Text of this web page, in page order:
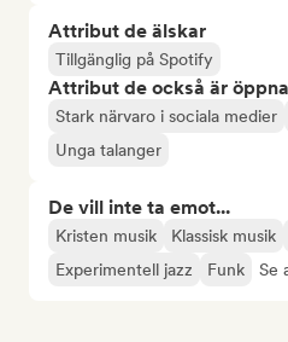
Attribut de älskar
Tillgänglig på Spotify
Attribut de också är
Stark närvaro i sociala medier
Unga talanger
De vill inte ta emot...
Kristen musik Klassisk musik
Experimentell jazz
Funk Se